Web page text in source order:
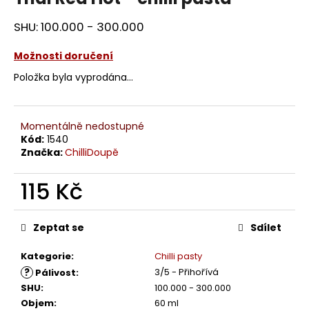
SHU: 100.000 - 300.000
Možnosti doručení
Položka byla vyprodána…
Momentálně nedostupné
Kód: 1540
Značka:ChilliDoupě
115 Kč
Měrná
cena:
Kategorie: Chilli pasty
? Pálivost:
3/5 - Přihořívá
SHU:
100.000 - 300.000
Objem:
60 ml
Zeptat se Sdílet